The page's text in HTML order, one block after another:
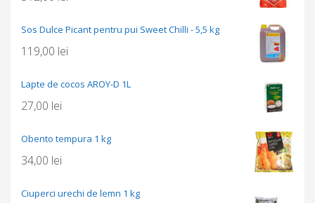
Sos Dulce Picant pentru pui Sweet Chilli - 5,5 kg
119,00 lei
Lapte de cocos AROY-D 1L
27,00 lei
Obento tempura 1 kg
34,00 lei
Ciuperci urechi de lemn 1 kg